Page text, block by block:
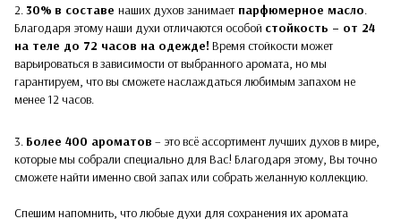
2. 30% в составе наших духов занимает парфюмерное масло.
Благодаря этому наши духи отличаются особой стойкость – от 24
на теле до 72 часов на одежде! Время стойкости может
варьироваться в зависимости от выбранного аромата, но мы
гарантируем, что вы сможете наслаждаться любимым запахом не
менее 12 часов.
3. Более 400 ароматов – это всё ассортимент лучших духов в мире,
которые мы собрали специально для Вас! Благодаря этому, Вы точно
сможете найти именно свой запах или собрать желанную коллекцию.
Спешим напомнить, что любые духи для сохранения их аромата